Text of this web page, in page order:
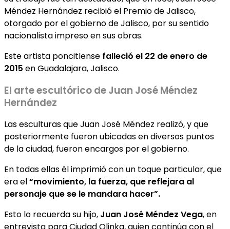
Méndez Hernández recibió el Premio de Jalisco,
otorgado por el gobierno de Jalisco, por su sentido
nacionalista impreso en sus obras.
Este artista poncitlense falleció el 22 de enero de
2015 en Guadalajara, Jalisco.
El arte escultórico de Juan José Méndez
Hernández
Las esculturas que Juan José Méndez realizó, y que
posteriormente fueron ubicadas en diversos puntos
de la ciudad, fueron encargos por el gobierno.
En todas ellas él imprimió con un toque particular, que
era el“movimiento, la fuerza, que reflejara al
personaje que se le mandara hacer”.
Esto lo recuerda su hijo, Juan José Méndez Vega, en